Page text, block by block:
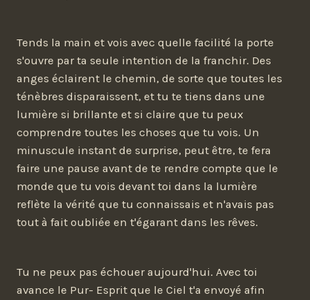
Tends la main et vois avec quelle facilité la porte
s'ouvre par ta seule intention de la franchir. Des
anges éclairent le chemin, de sorte que toutes les
ténèbres disparaissent, et tu te tiens dans une
lumière si brillante et si claire que tu peux
comprendre toutes les choses que tu vois. Un
minuscule instant de surprise, peut être, te fera
faire une pause avant de te rendre compte que le
monde que tu vois devant toi dans la lumière
reflète la vérité que tu connaissais et n'avais pas
tout à fait oubliée en t'égarant dans les rêves.
Tu ne peux pas échouer aujourd'hui. Avec toi
avance le Pur- Esprit que le Ciel t'a envoyé afin